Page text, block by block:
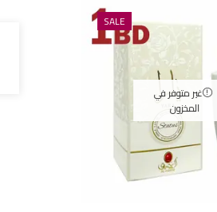
SALE
غير متوفر في
المخزون